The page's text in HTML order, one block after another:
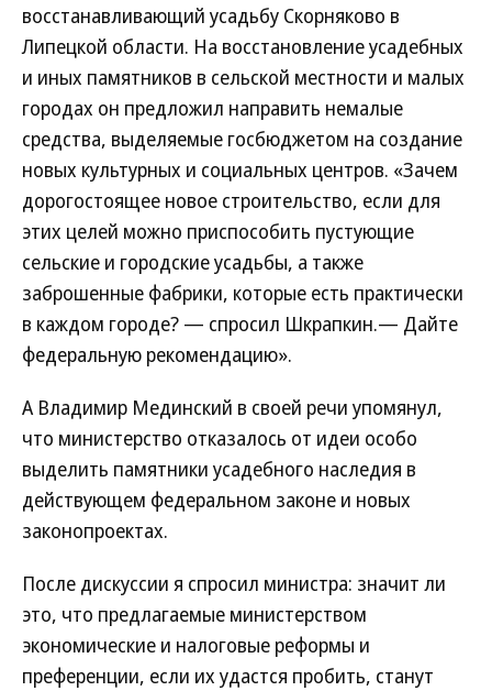
восстанавливающий усадьбу Скорняково в
Липецкой области. На восстановление усадебных
и иных памятников в сельской местности и малых
городах он предложил направить немалые
средства, выделяемые госбюджетом на создание
новых культурных и социальных центров. «Зачем
дорогостоящее новое строительство, если для
этих целей можно приспособить пустующие
сельские и городские усадьбы, а также
заброшенные фабрики, которые есть практически
в каждом городе? — спросил Шкрапкин.— Дайте
федеральную рекомендацию».
А Владимир Мединский в своей речи упомянул,
что министерство отказалось от идеи особо
выделить памятники усадебного наследия в
действующем федеральном законе и новых
законопроектах.
После дискуссии я спросил министра: значит ли
это, что предлагаемые министерством
экономические и налоговые реформы и
преференции, если их удастся пробить, станут